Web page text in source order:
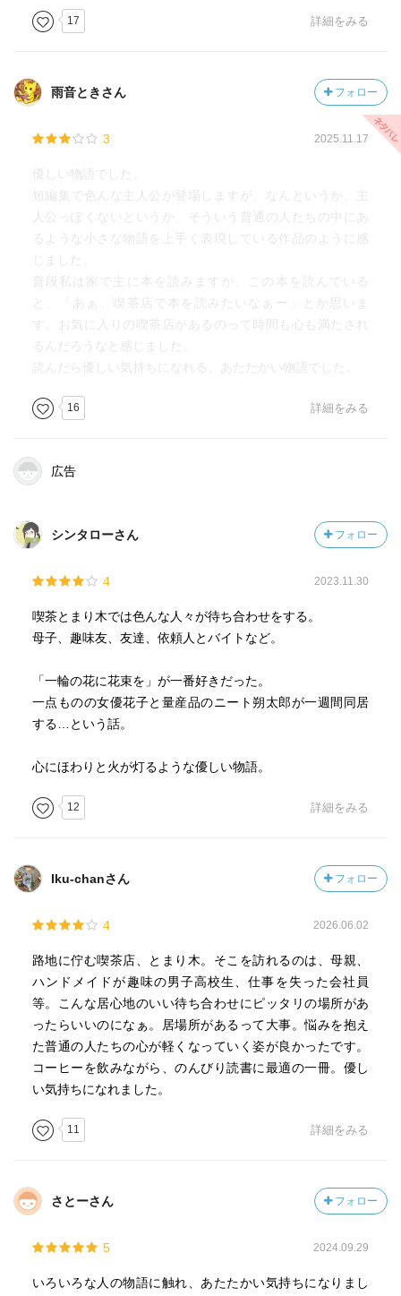
17 詳細をみる
雨音ときさん フォロー
3 2025.11.17
優しい物語でした。
短編集で色んな主人公が登場しますが、なんというか、主
人公っぽくないというか、そういう普通の人たちの中にあ
るような小さな物語を上手く表現している作品のように感
じました。
普段私は家で主に本を読みますが、この本を読んでいる
と、「あぁ、喫茶店で本を読みたいなぁー」とか思いま
す。お気に入りの喫茶店があるのって時間も心も満たされ
るんだろうなと感じました。
読んだら優しい気持ちになれる、あたたかい物語でした。
16 詳細をみる
広告
シンタローさん フォロー
4 2023.11.30
喫茶とまり木では色んな人々が待ち合わせをする。
母子、趣味友、友達、依頼人とバイトなど。
「一輪の花に花束を」が一番好きだった。
一点ものの女優花子と量産品のニート朔太郎が一週間同居
する…という話。
心にほわりと火が灯るような優しい物語。
12 詳細をみる
Iku-chanさん フォロー
4 2026.06.02
路地に佇む喫茶店、とまり木。そこを訪れるのは、母親、
ハンドメイドが趣味の男子高校生、仕事を失った会社員
等。こんな居心地のいい待ち合わせにピッタリの場所があ
ったらいいのになぁ。居場所があるって大事。悩みを抱え
た普通の人たちの心が軽くなっていく姿が良かったです。
コーヒーを飲みながら、のんびり読書に最適の一冊。優し
い気持ちになれました。
11 詳細をみる
さとーさん フォロー
5 2024.09.29
いろいろな人の物語に触れ、あたたかい気持ちになりまし